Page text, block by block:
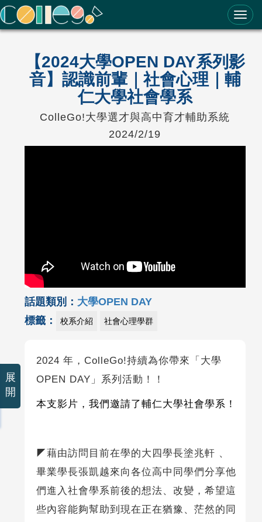
ColleGo! 大學選才與高中育才輔助系統
【2024大學OPEN DAY系列影
音】認識前輩｜社會心理｜輔
仁大學社會學系
ColleGo!大學選才與高中育才輔助系統
2024/2/19
話題類別： 大學OPEN DAY
標籤：
校系介紹 社會心理學群
2024 年，ColleGo!持續為你帶來「大學
OPEN DAY」系列活動！！
本支影片，我們邀請了輔仁大學社會學系！
◤藉由訪問目前在學的大四學長塗兆軒 、
畢業學長張凱越來向各位高中同學們分享他
們進入社會學系前後的想法、改變，希望這
些內容能夠幫助到現在正在猶豫、茫然的同
展
開